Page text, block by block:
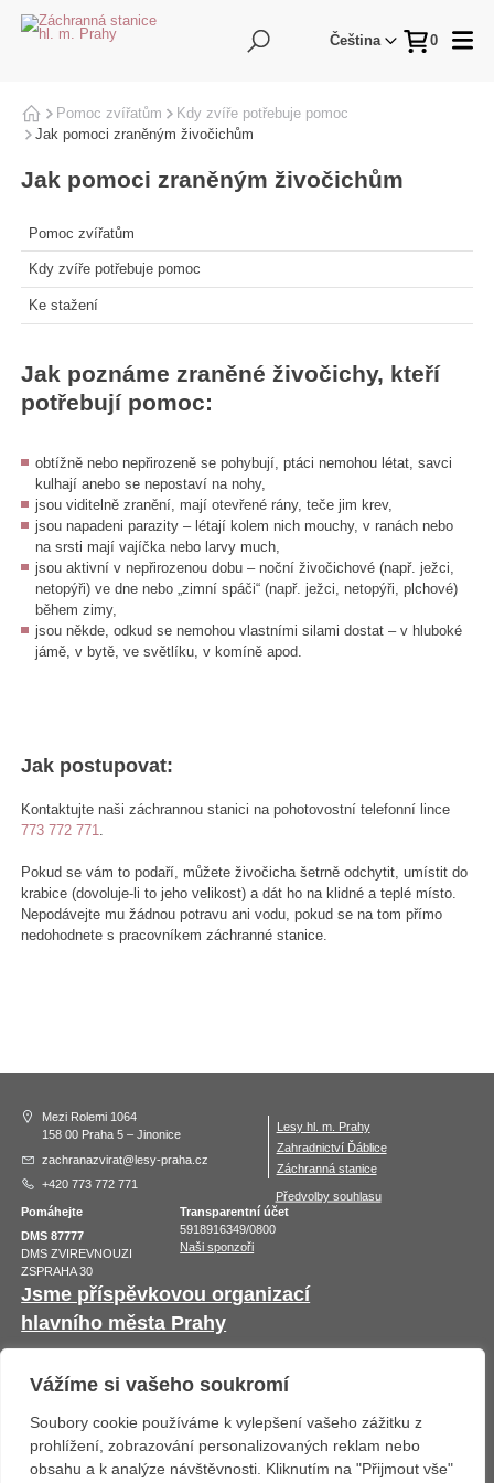
Vážíme si vašeho soukromí
Soubory cookie používáme k vylepšení vašeho zážitku z
prohlížení, zobrazování personalizovaných reklam nebo
obsahu a k analýze návštěvnosti. Kliknutím na "Přijmout vše"
Čeština 0
Domů
Pomoc zvířatům
Kdy zvíře potřebuje pomoc
Jak pomoci zraněným živočichům
Jak pomoci zraněným živočichům
Jak poznáme zraněné živočichy, kteří
potřebují pomoc:
obtížně nebo nepřirozeně se pohybují, ptáci nemohou létat, savci
kulhají anebo se nepostaví na nohy,
jsou viditelně zranění, mají otevřené rány, teče jim krev,
jsou napadeni parazity – létají kolem nich mouchy, v ranách nebo
na srsti mají vajíčka nebo larvy much,
jsou aktivní v nepřirozenou dobu – noční živočichové (např. ježci,
netopýři) ve dne nebo „zimní spáči“ (např. ježci, netopýři, plchové)
během zimy,
jsou někde, odkud se nemohou vlastními silami dostat – v hluboké
jámě, v bytě, ve světlíku, v komíně apod.
Jak postupovat:
Kontaktujte naši záchrannou stanici na pohotovostní telefonní lince
773 772 771
Pokud se vám to podaří, můžete živočicha šetrně odchytit, umístit do
krabice (dovoluje-li to jeho velikost) a dát ho na klidné a teplé místo.
Nepodávejte mu žádnou potravu ani vodu, pokud se na tom přímo
nedohodnete s pracovníkem záchranné stanice.
Pomoc zvířatům
Kdy zvíře potřebuje pomoc
Ke stažení
Mezi Rolemi 1064
158 00 Praha 5 – Jinonice
zachranazvirat@lesy-praha.cz
+420 773 772 771
Lesy hl. m. Prahy
Zahradnictví Ďáblice
Záchranná stanice
Předvolby souhlasu
Pomáhejte
DMS 87777
DMS ZVIREVNOUZI
ZSPRAHA 30
Transparentní účet
5918916349/0800
Naši sponzoři
Jsme příspěvkovou organizací
hlavního města Prahy